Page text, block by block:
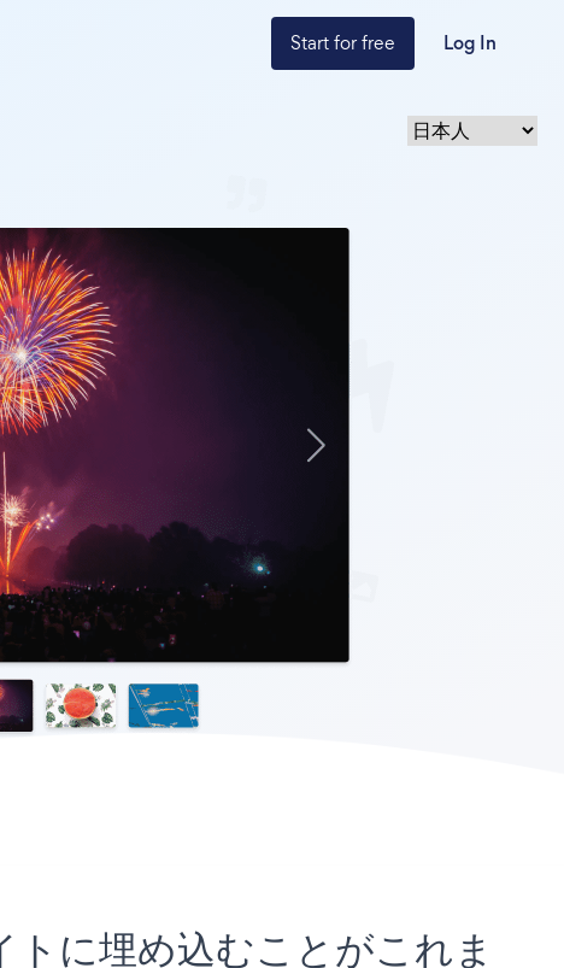
Start for free Log In
に埋め込むことがこれま